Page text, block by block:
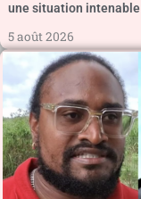
une situation intenable
5 août 2026